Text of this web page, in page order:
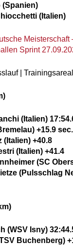
(Spanien)
(Italien)
Meisterschaft
Sprint
|
(Italien)
+15.9 sec.
(Italien) +40.8
(Italien) +41.4
(SC
(Pulsschlag
(WSV Isny)
Buchenberg)